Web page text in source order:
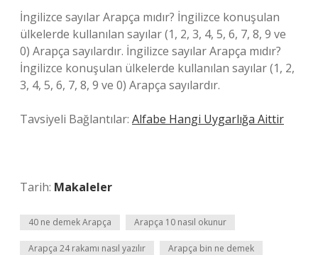
İngilizce sayılar Arapça mıdır? İngilizce konuşulan
ülkelerde kullanılan sayılar (1, 2, 3, 4, 5, 6, 7, 8, 9 ve
0) Arapça sayılardır. İngilizce sayılar Arapça mıdır?
İngilizce konuşulan ülkelerde kullanılan sayılar (1, 2,
3, 4, 5, 6, 7, 8, 9 ve 0) Arapça sayılardır.
Tavsiyeli Bağlantılar: Alfabe Hangi Uygarlığa Aittir
Tarih: Makaleler
40 ne demek Arapça Arapça 10 nasıl okunur
Arapça 24 rakamı nasıl yazılır Arapça bin ne demek